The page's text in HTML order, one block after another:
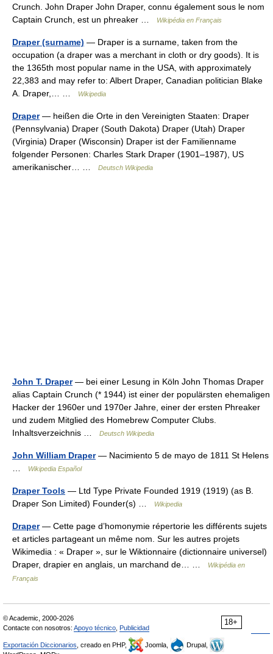
Crunch. John Draper John Draper, connu également sous le nom
Captain Crunch, est un phreaker …
Wikipédia en Français
Draper (surname) — Draper is a surname, taken from the
occupation (a draper was a merchant in cloth or dry goods). It is
the 1365th most popular name in the USA, with approximately
22,383 and may refer to: Albert Draper, Canadian politician Blake
A. Draper,… …
Wikipedia
Draper— heißen die Orte in den Vereinigten Staaten: Draper
(Pennsylvania) Draper (South Dakota) Draper (Utah) Draper
(Virginia) Draper (Wisconsin) Draper ist der Familienname
folgender Personen: Charles Stark Draper (1901–1987), US
amerikanischer… …
Deutsch Wikipedia
John T. Draper— bei einer Lesung in Köln John Thomas Draper
alias Captain Crunch (* 1944) ist einer der populärsten ehemaligen
Hacker der 1960er und 1970er Jahre, einer der ersten Phreaker
und zudem Mitglied des Homebrew Computer Clubs.
Inhaltsverzeichnis …
Deutsch Wikipedia
John William Draper— Nacimiento 5 de mayo de 1811 St Helens
Wikipedia Español
Draper Tools — Ltd Type Private Founded 1919 (1919) (as B.
Draper Son Limited) Founder(s) …
Wikipedia
Draper— Cette page d’homonymie répertorie les différents sujets
et articles partageant un même nom. Sur les autres projets
Wikimedia : « Draper », sur le Wiktionnaire (dictionnaire universel)
Draper, drapier en anglais, un marchand de… …
Wikipédia en
Français
18+
© Academic, 2000-2026
Contacte con nosotros: Apoyo técnico Publicidad
Exportación Diccionarios , creado en PHP, Joomla,
Drupal,